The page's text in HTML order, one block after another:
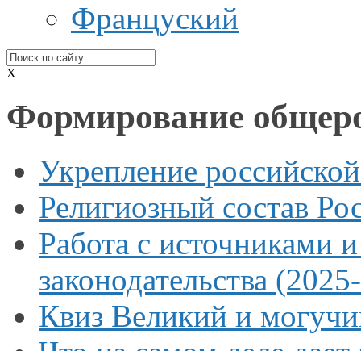
Француский
X
Формирование
Укрепление
Религиозный состав
Работа с источниками
законодательства
Квиз Великий и